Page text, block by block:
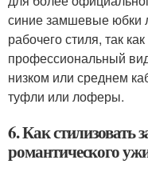
синие замшевые юбки
рабочего стиля, так
профессиональный
низком или среднем
туфли или лоферы.
6. Как
романтического